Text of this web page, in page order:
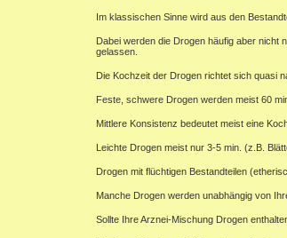
Im klassischen Sinne wird aus den
Dabei werden die Drogen häufig aber
gelassen.
Die Kochzeit der Drogen richtet sich quasi
Feste, schwere Drogen werden meist 60
Mittlere Konsistenz bedeutet meist eine
Leichte Drogen meist nur 3-5 min. (z.B.
Drogen mit flüchtigen Bestandteilen
Manche Drogen werden unabhängig von
Sollte Ihre Arznei-Mischung Drogen